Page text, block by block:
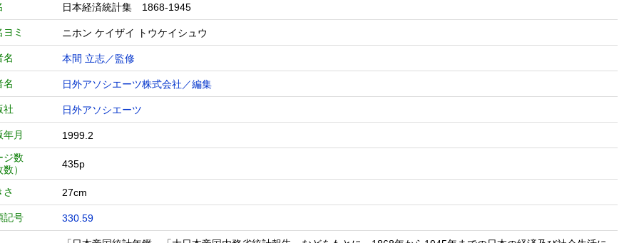
日本経済統計集 1868-1945
ヨミ ニホン ケイザイ トウケイシュウ
名 本間 立志／監修
名 日外アソシエーツ株式会社／編集
社 日外アソシエーツ
年月
1999.2
ジ数
数）
435p
さ 27cm
記号 330.59